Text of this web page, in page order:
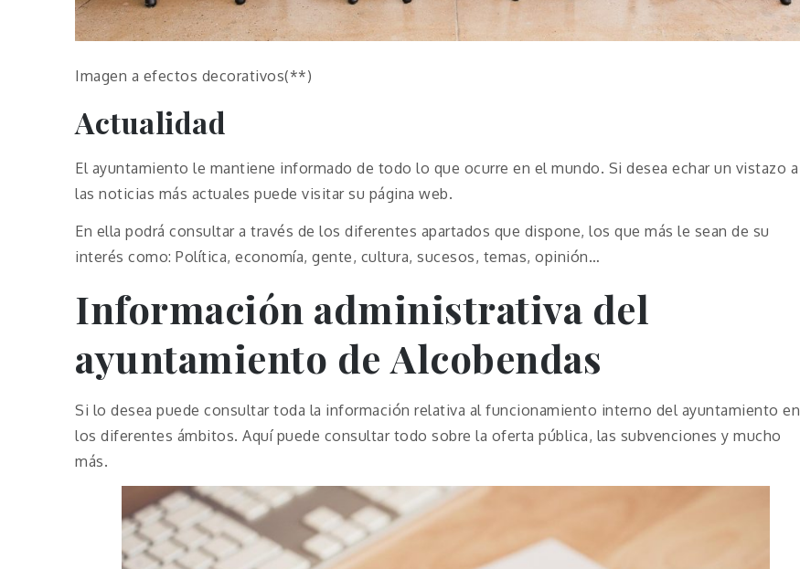
Imagen a efectos decorativos(**)
Actualidad
El ayuntamiento le mantiene informado de todo lo que ocurre en el mundo. Si desea echar un vistazo a
las noticias más actuales puede visitar su página web.
En ella podrá consultar a través de los diferentes apartados que dispone, los que más le sean de su
interés como: Política, economía, gente, cultura, sucesos, temas, opinión…
Información administrativa del
ayuntamiento de Alcobendas
Si lo desea puede consultar toda la información relativa al funcionamiento interno del ayuntamiento en
los diferentes ámbitos. Aquí puede consultar todo sobre la oferta pública, las subvenciones y mucho
más.